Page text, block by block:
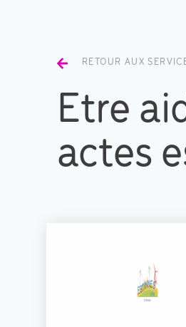
RETOUR AUX
Etre
actes